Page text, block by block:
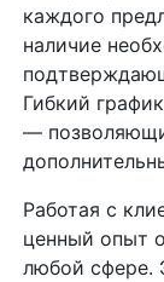
каждого
наличие
Гибкий
—
Работая с
ценный опыт
любой сфере.